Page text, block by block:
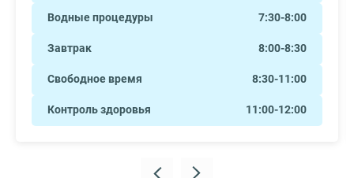
Водные процедуры 7:30-8:00
Завтрак 8:00-8:30
Свободное время 8:30-11:00
Контроль здоровья 11:00-12:00